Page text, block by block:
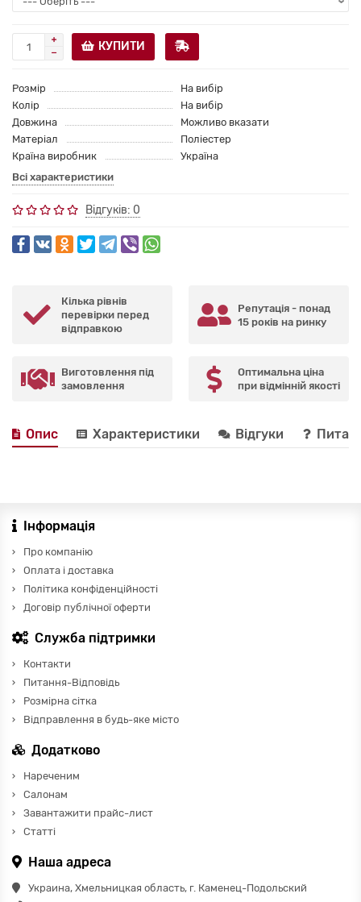
КУПИТИ
Розмір
На вибір
Колір
На вибір
Довжина
Можливо вказати
Матеріал
Поліестер
Країна виробник
Україна
Всі характеристики
Відгуків: 0
Кілька рівнів
перевірки перед
відправкою
Репутація - понад
15 років на ринку
Виготовлення під
замовлення
Оптимальна ціна
при відмінній якості
Опис Характеристики Відгуки
Інформація
Про компанію
Оплата і доставка
Політика конфіденційності
Договір публічної оферти
Служба підтримки
Контакти
Питання-Відповідь
Розмірна сітка
Відправлення в будь-яке місто
Додатково
Нареченим
Салонам
Завантажити прайс-лист
Статті
Наша адреса
Украина, Хмельницкая область, г. Каменец-Подольский